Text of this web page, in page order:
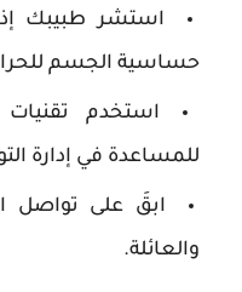
استشر طبيبك
حساسية الجسم
استخدم تقنيات
للمساعدة في إدارة
ابقَ على تواصل
والعائلة.